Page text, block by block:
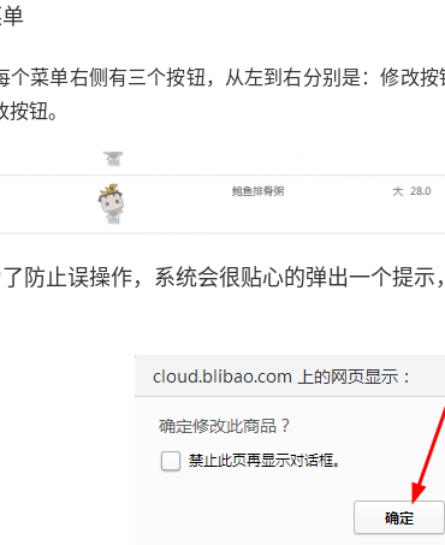
个菜单右侧有三个按钮，从左到右分别是：修改
钮。
防止误操作，系统会很贴心的弹出一个提示